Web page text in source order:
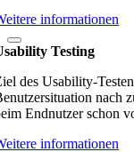
informationen
Testing
des Usability-
nach
Endnutzer schon
informationen